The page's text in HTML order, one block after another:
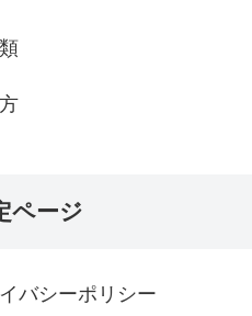
ページ
バシーポリシー